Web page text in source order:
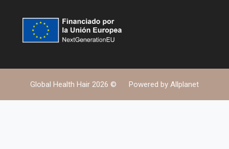
Global Health Hair 2026 © Powered by Allplanet